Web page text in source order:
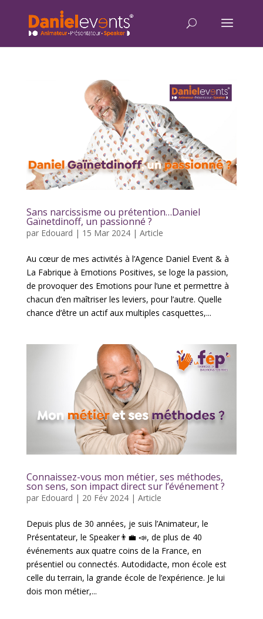
Sans narcissisme ou prétention…Daniel
Gaïnetdinoff, un passionné ?
par Edouard | 15 Mar 2024| Article
Au cœur de mes activités à l’Agence Daniel Event & à
La Fabrique à Emotions Positives, se loge la passion,
de provoquer des Emotions pour l’une et permettre à
chacun d’en maîtriser les leviers, pour l’autre. Quelle
chance d’être un actif aux multiples casquettes,...
Connaissez-vous mon métier, ses méthodes,
son sens, son impact direct sur l’événement ?
par Edouard | 20 Fév 2024| Article
Depuis plus de 30 années, je suis l’Animateur, le
Présentateur, le Speaker👨‍💼 📣, de plus de 40
événements aux quatre coins de la France, en
présentiel ou connectés. Autodidacte, mon école est
celle du terrain, la grande école de l’expérience. Je lui
dois mon métier,...